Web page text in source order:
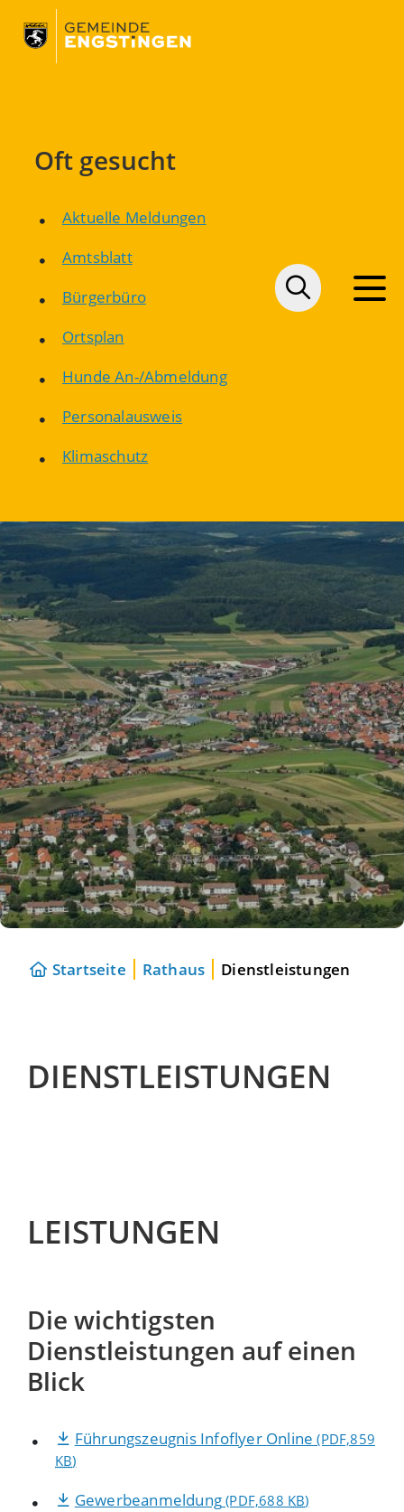
Oft gesucht
Aktuelle Meldungen
Amtsblatt
Bürgerbüro
Ortsplan
Hunde An-/Abmeldung
Personalausweis
Klimaschutz
Startseite Rathaus Dienstleistungen
DIENSTLEISTUNGEN
LEISTUNGEN
Die wichtigsten
Dienstleistungen auf einen
Blick
Führungszeugnis Infoflyer Online (PDF,859
KB)
Gewerbeanmeldung(PDF,688 KB)